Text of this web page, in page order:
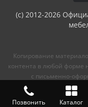
Позвонить Каталог
(с) 2012-2026
Копирование
контента в любой форме
с письменно-